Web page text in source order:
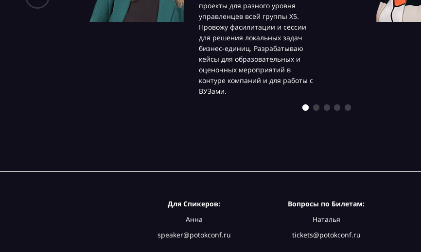
проекты для разного уровня
управленцев всей группы Х5.
Провожу фасилитации и сессии
для решения локальных задач
бизнес-единиц. Разрабатываю
кейсы для образовательных и
оценочных мероприятий в
контуре компаний и для работы с
ВУЗами.
Для Спикеров:
Анна
speaker@potokconf.ru
Вопросы по Билетам:
Наталья
tickets@potokconf.ru